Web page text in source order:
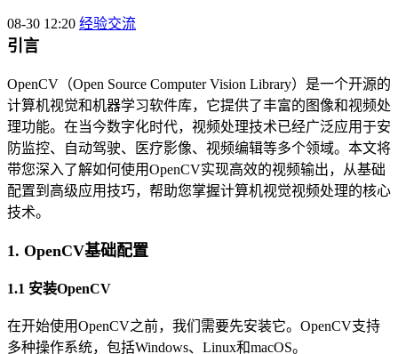
08-30 12:20 经验交流
引言
OpenCV（Open Source Computer Vision Library）是一个开源的
计算机视觉和机器学习软件库，它提供了丰富的图像和视频处
理功能。在当今数字化时代，视频处理技术已经广泛应用于安
防监控、自动驾驶、医疗影像、视频编辑等多个领域。本文将
带您深入了解如何使用OpenCV实现高效的视频输出，从基础
配置到高级应用技巧，帮助您掌握计算机视觉视频处理的核心
技术。
1. OpenCV基础配置
1.1 安装OpenCV
在开始使用OpenCV之前，我们需要先安装它。OpenCV支持
多种操作系统，包括Windows、Linux和macOS。